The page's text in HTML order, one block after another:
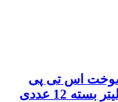
سوخت اس تی پی